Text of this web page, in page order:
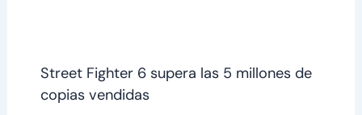
Street Fighter 6 supera las 5 millones de
copias vendidas